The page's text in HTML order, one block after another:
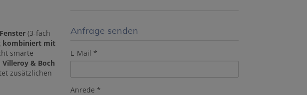
(3-fach
kombiniert mit
smarte
Villeroy & Boch
zusätzlichen
Anfrage senden
E-Mail
Anrede